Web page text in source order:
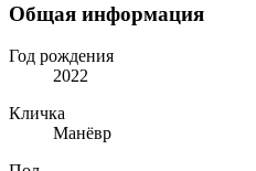
Общая информация
Год рождения
2022
Кличка
Мaнёвp